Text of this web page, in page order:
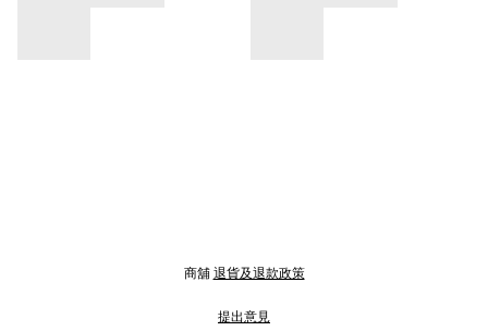
商舖 退貨及退款政策
提出意見